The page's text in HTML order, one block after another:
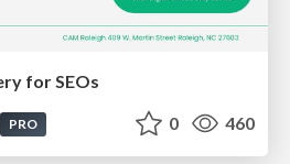
for SEOs
PRO 0 460